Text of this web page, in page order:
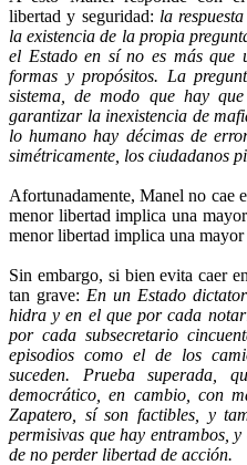
libertad y seguridad: la
la existencia de la propia
el Estado en sí no es más que
formas y propósitos. La
sistema, de modo que hay
garantizar la inexistencia de
lo humano hay décimas de
simétricamente, los ciudadanos
Afortunadamente, Manel no cae
menor libertad implica una
menor libertad implica una
Sin embargo, si bien evita caer
tan grave: En un Estado
hidra y en el que por cada
por cada subsecretario
episodios como el de los
suceden. Prueba superada,
democrático, en cambio, con
Zapatero, sí son factibles, y
permisivas que hay entrambos,
de no perder libertad de acción.